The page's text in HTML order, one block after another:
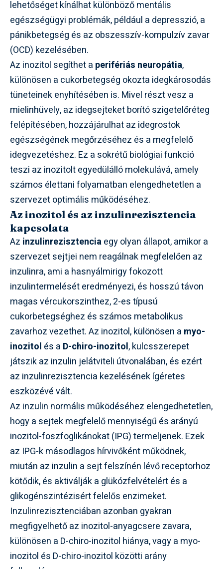
lehetőséget kínálhat különböző mentális
egészségügyi problémák, például a depresszió, a
pánikbetegség és az obszesszív-kompulzív zavar
(OCD) kezelésében.
Az inozitol segíthet a perifériás neuropátia,
különösen a cukorbetegség okozta idegkárosodás
tüneteinek enyhítésében is. Mivel részt vesz a
mielinhüvely, az idegsejteket borító szigetelőréteg
felépítésében, hozzájárulhat az idegrostok
egészségének megőrzéséhez és a megfelelő
idegvezetéshez. Ez a sokrétű biológiai funkció
teszi az inozitolt egyedülálló molekulává, amely
számos élettani folyamatban elengedhetetlen a
szervezet optimális működéséhez.
Az inozitol és az inzulinrezisztencia
kapcsolata
Az inzulinrezisztenciaegy olyan állapot, amikor a
szervezet sejtjei nem reagálnak megfelelően az
inzulinra, ami a hasnyálmirigy fokozott
inzulintermelését eredményezi, és hosszú távon
magas vércukorszinthez, 2-es típusú
cukorbetegséghez és számos metabolikus
zavarhoz vezethet. Az inozitol, különösen a myo-
inozitol és a D-chiro-inozitol, kulcsszerepet
játszik az inzulin jelátviteli útvonalában, és ezért
az inzulinrezisztencia kezelésének ígéretes
eszközévé vált.
Az inzulin normális működéséhez elengedhetetlen,
hogy a sejtek megfelelő mennyiségű és arányú
inozitol-foszfoglikánokat (IPG) termeljenek. Ezek
az IPG-k másodlagos hírvivőként működnek,
miután az inzulin a sejt felszínén lévő receptorhoz
kötődik, és aktiválják a glükózfelvételért és a
glikogénszintézisért felelős enzimeket.
Inzulinrezisztenciában azonban gyakran
megfigyelhető az inozitol-anyagcsere zavara,
különösen a D-chiro-inozitol hiánya, vagy a myo-
inozitol és D-chiro-inozitol közötti arány